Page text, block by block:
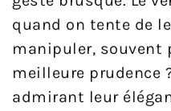
quand on tente de
manipuler, souvent
meilleure prudence
admirant leur